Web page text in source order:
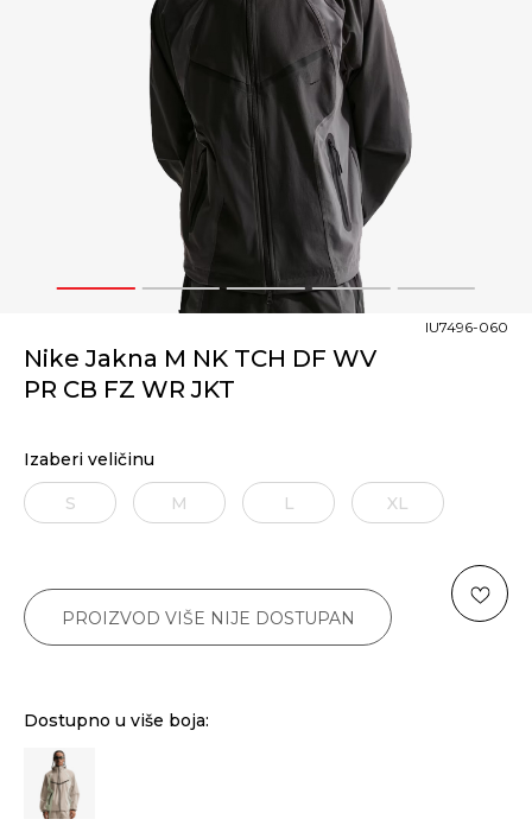
1 2 3 4 5
Nike Jakna M NK TCH DF WV
PR CB FZ WR JKT
IU7496-060
Izaberi veličinu
S M L XL
PROIZVOD VIŠE NIJE DOSTUPAN
Dostupno u više boja: